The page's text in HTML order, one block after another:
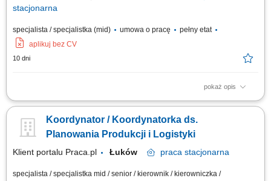
stacjonarna
specjalista / specjalistka (mid) umowa o pracę
pełny etat
aplikuj bez CV
10 dni
pokaż opis
Prowadzenie negocjacji warunków umów z dostawcami oraz firmami
przewoźników, kierowców i kadry realizującej zlecenia; Tworzenie i
uzgadnianie harmonogramów dostaw z innymi działami; Weryfikacja
Koordynator / Koordynatorka ds.
Planowania Produkcji i Logistyki
Klient portalu Praca.pl Łuków praca stacjonarna
specjalista / specjalistka mid / senior / kierownik / kierowniczka /